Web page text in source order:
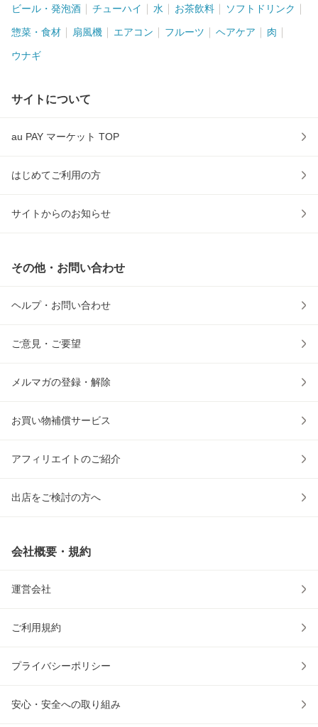
ビール・発泡酒 チューハイ 水 お茶飲料 ソフトドリンク
惣菜・食材 扇風機 エアコン フルーツ ヘアケア 肉
ウナギ
サイトについて
au PAY マーケット TOP
はじめてご利用の方
サイトからのお知らせ
その他・お問い合わせ
ヘルプ・お問い合わせ
ご意見・ご要望
メルマガの登録・解除
お買い物補償サービス
アフィリエイトのご紹介
出店をご検討の方へ
会社概要・規約
運営会社
ご利用規約
プライバシーポリシー
安心・安全への取り組み